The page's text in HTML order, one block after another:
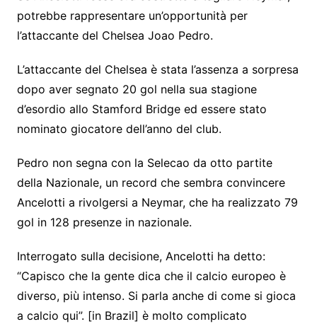
potrebbe rappresentare un’opportunità per
l’attaccante del Chelsea Joao Pedro.
L’attaccante del Chelsea è stata l’assenza a sorpresa
dopo aver segnato 20 gol nella sua stagione
d’esordio allo Stamford Bridge ed essere stato
nominato giocatore dell’anno del club.
Pedro non segna con la Selecao da otto partite
della Nazionale, un record che sembra convincere
Ancelotti a rivolgersi a Neymar, che ha realizzato 79
gol in 128 presenze in nazionale.
Interrogato sulla decisione, Ancelotti ha detto:
“Capisco che la gente dica che il calcio europeo è
diverso, più intenso. Si parla anche di come si gioca
a calcio qui”. [in Brazil] è molto complicato